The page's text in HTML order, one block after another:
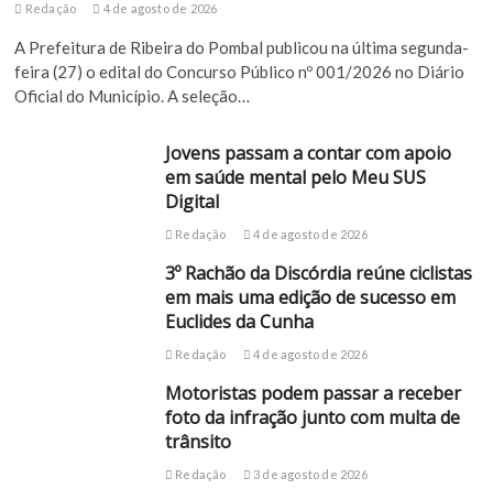
Redação 4 de agosto de 2026
A Prefeitura de Ribeira do Pombal publicou na última segunda-
feira (27) o edital do Concurso Público nº 001/2026 no Diário
Oficial do Município. A seleção…
Jovens passam a contar com apoio
em saúde mental pelo Meu SUS
Digital
Redação 4 de agosto de 2026
3º Rachão da Discórdia reúne ciclistas
em mais uma edição de sucesso em
Euclides da Cunha
Redação 4 de agosto de 2026
Motoristas podem passar a receber
foto da infração junto com multa de
trânsito
Redação 3 de agosto de 2026